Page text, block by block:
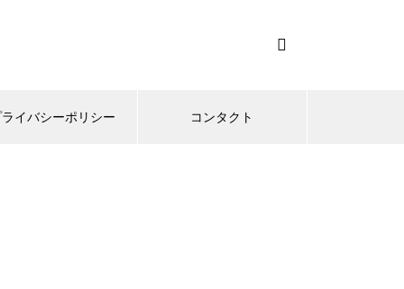
ライバシーポリシー コンタクト